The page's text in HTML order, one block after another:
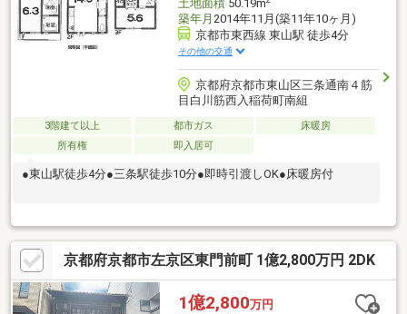
土地面積50.19m
築年月 2014年11月(築11年10ヶ月)
京都市東西線 東山駅 徒歩4分
その他の交通
京都府京都市東山区三条通南４筋
目白川筋西入稲荷町南組
3階建て以上 都市ガス
床暖房
所有権
即入居可
●東山駅徒歩4分●三条駅徒歩10分●即時引渡しOK●床暖房付
京都府京都市左京区東門前町 1億2,800万円 2DK
1億2,800万円